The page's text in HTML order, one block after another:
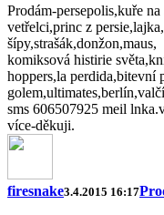
Prodám-persepolis,kuře
vetřelci,princ z
šípy,strašák,donžon,maus,
komiksová histirie
hoppers,la perdida,bitevní
sms 606507925 meil
více-děkuji.
firesnake3.4.2015 16:17